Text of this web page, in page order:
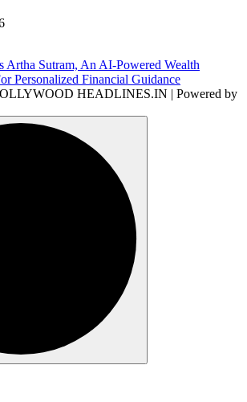
HEADLINES.IN | Powered by